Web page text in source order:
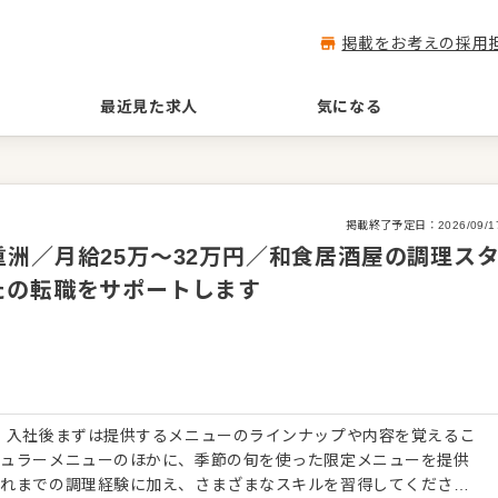
掲載をお考えの採用
最近見た求人 気になる
掲載終了予定日： 2026/09/
／月給25万〜32万円／和食居酒屋の調理ス
転職をサポートします
社後まずは提供するメニューのラインナップや内容を覚えるこ
ラーメニューのほかに、季節の旬を使った限定メニューを提供
までの調理経験に加え、さまざまなスキルを習得してくださ